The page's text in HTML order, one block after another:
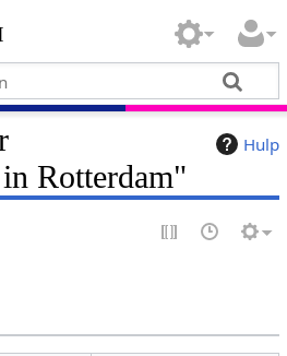
Hulp
Rotterdam"